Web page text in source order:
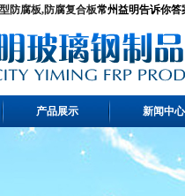
防腐板,防腐复合板常州益明告诉你答
产品展示 新闻中心